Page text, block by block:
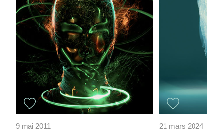
9 mai 2011 21 mars 2024